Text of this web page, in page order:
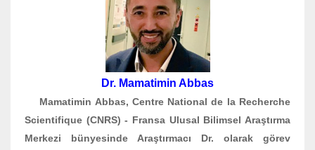
Dr. Mamatimin Abbas
Mamatimin Abbas, Centre National de la Recherche
Scientifique (CNRS) - Fransa Ulusal Bilimsel Araştırma
Merkezi bünyesinde Araştırmacı Dr. olarak görev